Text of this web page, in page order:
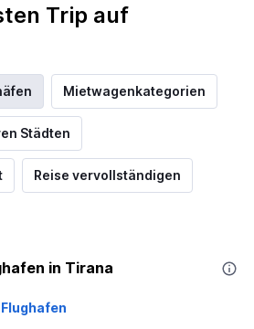
Trip auf
Mietwagenkategorien
Städten
Reise vervollständigen
in Tirana